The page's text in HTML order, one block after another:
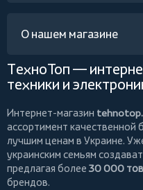
О нашем магазине
ТехноТоп —
техники и
Интернет-магазин
ассортимент качественной
лучшим ценам в Украине.
украинским семьям
предлагая более 30 000
брендов.